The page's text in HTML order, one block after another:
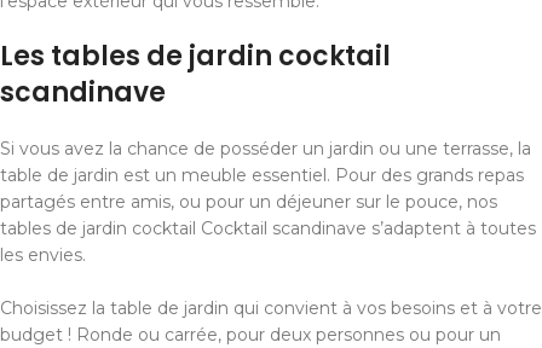
Les tables de jardin cocktail
scandinave
Si vous avez la chance de posséder un jardin ou une terrasse, la
table de jardin est un meuble essentiel. Pour des grands repas
partagés entre amis, ou pour un déjeuner sur le pouce, nos
tables de jardin cocktail Cocktail scandinave s’adaptent à toutes
les envies.
Choisissez la table de jardin qui convient à vos besoins et à votre
budget ! Ronde ou carrée, pour deux personnes ou pour un